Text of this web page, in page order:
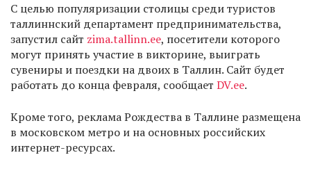
С целью популяризации столицы среди туристов
таллиннский департамент предпринимательства,
запустил сайт zima.tallinn.ee, посетители которого
могут принять участие в викторине, выиграть
сувениры и поездки на двоих в Таллин. Сайт будет
работать до конца февраля, сообщает DV.ee.
Кроме того, реклама Рождества в Таллине размещена
в московском метро и на основных российских
интернет-ресурсах.